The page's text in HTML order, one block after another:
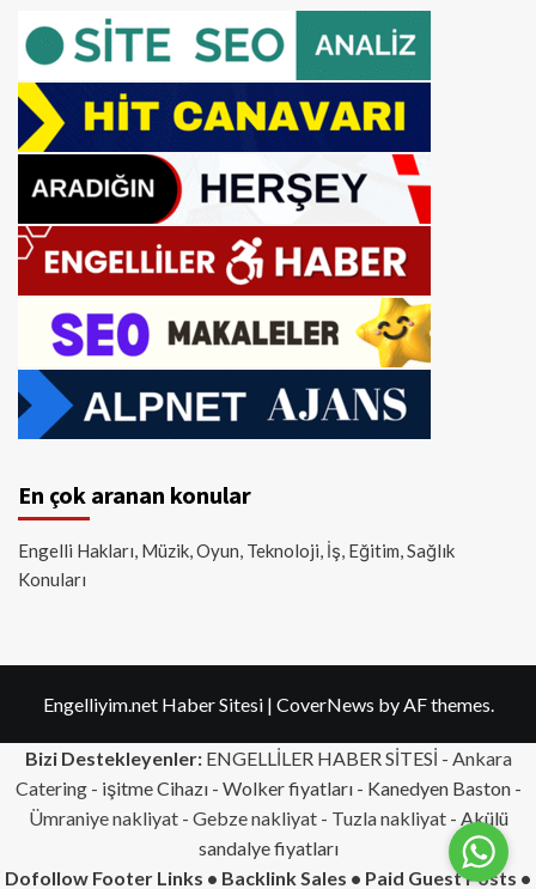
En çok aranan konular
Engelli Hakları, Müzik, Oyun, Teknoloji, İş, Eğitim, Sağlık
Konuları
Engelliyim.net Haber Sitesi | CoverNews by AF themes.
Bizi Destekleyenler:ENGELLİLER HABER SİTESİ - Ankara
Catering- işitme Cihazı - Wolker fiyatları - Kanedyen Baston -
Ümraniye nakliyat- Gebze nakliyat- Tuzla nakliyat- Akülü
sandalye fiyatları
Dofollow Footer Links • Backlink Sales • Paid Guest Posts •